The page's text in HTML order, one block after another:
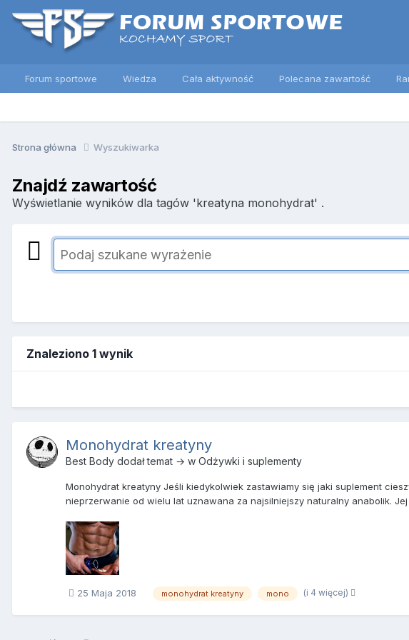
Forum sportowe Wiedza Cała aktywność Polecana zawartość
Strona główna Wyszukiwarka
Znajdź zawartość
Wyświetlanie wyników dla tagów 'kreatyna monohydrat' .
Znaleziono 1 wynik
Monohydrat kreatyny
Best Body dodał temat → w Odżywki i suplementy
Monohydrat kreatyny Jeśli kiedykolwiek zastawiamy się jaki suplement
nieprzerwanie od wielu lat uznawana za najsilniejszy naturalny anabolik. Jej
25 Maja 2018 monohydrat kreatyny mono (i 4 więcej)